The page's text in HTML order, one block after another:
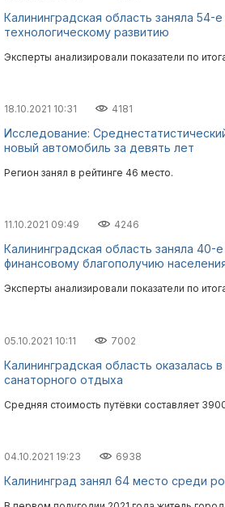
Калининградская область заняла
технологическому развитию
Эксперты анализировали показатели по
18.10.2021 10:31 4181
Исследование:
новый автомобиль за девять лет
Регион занял в рейтинге 46 место.
11.10.2021 09:49 4246
Калининградская область заняла 40-
финансовому благополучию
Эксперты анализировали показатели по
05.10.2021 10:11 7002
Калининградская область оказалась
санаторного отдыха
Средняя стоимость путёвки составляет
04.10.2021 19:23 6938
Калининград занял 64 место среди